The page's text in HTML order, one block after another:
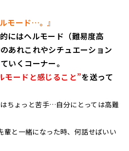
モード…。』
にはヘルモード（難易度高
あれこれやシチュエーション
いくコーナー。
モードと感じること”を送って
ちょっと苦手…自分にとっては高難
一緒になった時、何話せばいい